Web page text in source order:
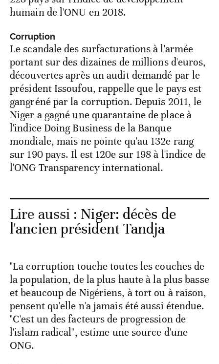
humain de l'ONU en 2018.
Corruption
Le scandale des surfacturations à l'armée
portant sur des dizaines de millions d'euros,
découvertes après un audit demandé par le
président Issoufou, rappelle que le pays est
gangréné par la corruption. Depuis 2011, le
Niger a gagné une quarantaine de place à
l'indice Doing Business de la Banque
mondiale, mais ne pointe qu'au 132e rang
sur 190 pays. Il est 120e sur 198 à l'indice de
l'ONG Transparency international.
Lire aussi : Niger: décès de
l'ancien président Tandja
"La corruption touche toutes les couches de
la population, de la plus haute à la plus basse
et beaucoup de Nigériens, à tort ou à raison,
pensent qu'elle n'a jamais été aussi étendue.
"C'est un des facteurs de progression de
l'islam radical", estime une source d'une
ONG.